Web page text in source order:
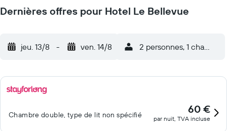
Dernières offres pour Hotel Le Bellevue
jeu. 13/8 - ven. 14/8 2 personnes, 1 chambre
Chambre double, type de lit non spécifié 60 €
par nuit, TVA incluse